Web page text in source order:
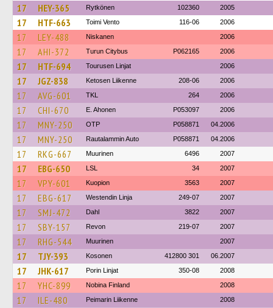
17 HEY-365 Rytkönen 102360 2005
17 HTF-663 Toimi Vento 116-06 2006
17 LEY-488 Niskanen 2006
17 AHI-372 Turun Citybus P062165 2006
17 HTF-694 Tourusen Linjat 2006
17 JGZ-838 Ketosen Liikenne 208-06 2006
17 AVG-601 TKL 264 2006
17 CHI-670 E. Ahonen P053097 2006
17 MNY-250 OTP P058871 04.2006
17 MNY-250 Rautalammin Auto P058871 04.2006
17 RKG-667 Muurinen 6496 2007
17 EBG-650 LSL 34 2007
17 VPY-601 Kuopion 3563 2007
17 EBG-617 Westendin Linja 249-07 2007
17 SMJ-472 Dahl 3822 2007
17 SBY-157 Revon 219-07 2007
17 RHG-544 Muurinen 2007
17 TJY-393 Kosonen 412800 301 06.2007
17 JHK-617 Porin Linjat 350-08 2008
17 YHC-899 Nobina Finland 2008
17 ILE-480 Peimarin Liikenne 2008